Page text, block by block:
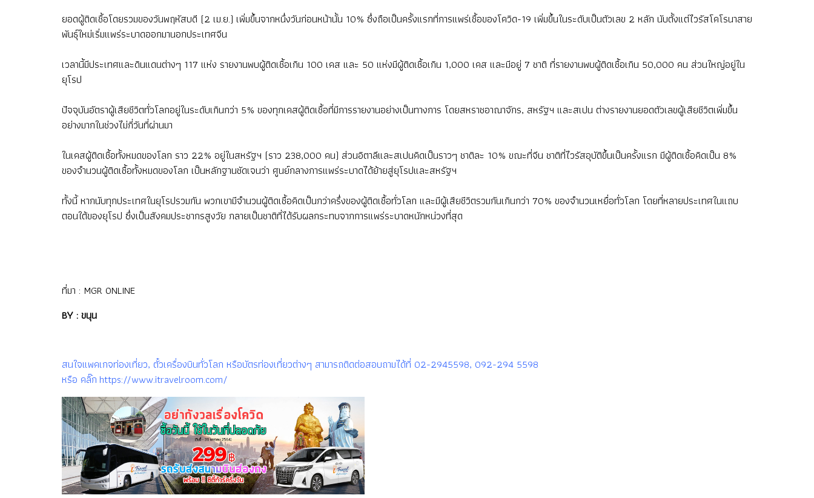
ยอดผู้ติดเชื้อโดยรวมของวันพฤหัสบดี (2 เม.ย.) เพิ่มขึ้นจากหนึ่งวันก่อนหน้านั้น 10% ซึ่งถือเป็นครั้งแรกที่การแพร่เชื้อของโควิด-19 เพิ่มขึ้นในระดับเป็นตัวเลข 2 หลัก นับตั้งแต่ไวรัสโคโรนาสาย
พันธุ์ใหม่เริ่มแพร่ระบาดออกมานอกประเทศจีน
เวลานี้มีประเทศและดินแดนต่างๆ 117 แห่ง รายงานพบผู้ติดเชื้อเกิน 100 เคส และ 50 แห่งมีผู้ติดเชื้อเกิน 1,000 เคส และมีอยู่ 7 ชาติ ที่รายงานพบผู้ติดเชื้อเกิน 50,000 คน ส่วนใหญ่อยู่ใน
ยุโรป
ปัจจุบันอัตราผู้เสียชีวิตทั่วโลกอยู่ในระดับเกินกว่า 5% ของทุกเคสผู้ติดเชื้อที่มีการรายงานอย่างเป็นทางการ โดยสหราชอาณาจักร, สหรัฐฯ และสเปน ต่างรายงานยอดตัวเลขผู้เสียชีวิตเพิ่มขึ้น
อย่างมากในช่วงไม่กี่วันที่ผ่านมา
ในเคสผู้ติดเชื้อทั้งหมดของโลก ราว 22% อยู่ในสหรัฐฯ (ราว 238,000 คน) ส่วนอิตาลีและสเปนคิดเป็นราวๆ ชาติละ 10% ขณะที่จีน ชาติที่ไวรัสอุบัติขึ้นเป็นครั้งแรก มีผู้ติดเชื้อคิดเป็น 8%
ของจำนวนผู้ติดเชื้อทั้งหมดของโลก เป็นหลักฐานชัดเจนว่า ศูนย์กลางการแพร่ระบาดได้ย้ายสู่ยุโรปและสหรัฐฯ
ทั้งนี้ หากนับทุกประเทศในยุโรปรวมกัน พวกเขามีจำนวนผู้ติดเชื้อคิดเป็นกว่าครึ่งของผู้ติดเชื้อทั่วโลก และมีผู้เสียชีวิตรวมกันเกินกว่า 70% ของจำนวนเหยื่อทั่วโลก โดยที่หลายประเทศในแถบ
ตอนใต้ของยุโรป ซึ่งเป็นสังคมประชากรสูงวัย กลายเป็นชาติที่ได้รับผลกระทบจากการแพร่ระบาดหนักหน่วงที่สุด
ที่มา : MGR ONLINE
BY : ขนุน
สนใจแพคเกจท่องเที่ยว, ตั๋วเครื่องบินทั่วโลก หรือบัตรท่องเที่ยวต่างๆ สามารถติดต่อสอบถามได้ที่ 02-2945598, 092-294 5598
หรือ คลิ๊ก https://www.itravelroom.com/